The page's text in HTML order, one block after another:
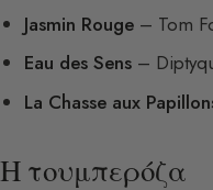
Jasmin Rouge – Tom
Eau des Sens –
La Chasse aux
Η τουμπερόζα